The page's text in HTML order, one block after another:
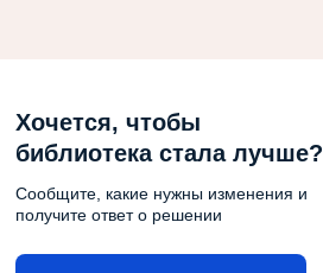
Хочется, чтобы
библиотека стала лучше?
Сообщите, какие нужны изменения и
получите ответ о решении